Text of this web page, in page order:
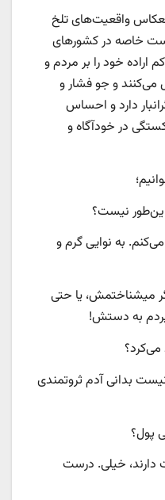
واقعیت‌های تلخ
خاصه در کشورهای
اراده خود را بر مردم و
و جو فشار و
دارد و احساس
در خودآگاه و
نیست؟
به نوایی گرم و
یا حتی
به دستش!
می‌کرد؟
بدانی آدم ثروتمندی
پول؟
دارند، خیلی. درست